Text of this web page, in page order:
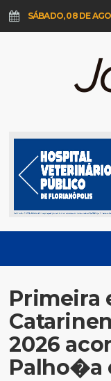
SÁBADO, 08 DE
Primeira
2026
Palho�a